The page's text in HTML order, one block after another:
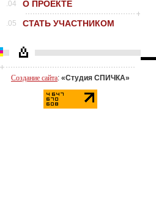
.04 О ПРОЕКТЕ
.05 СТАТЬ УЧАСТНИКОМ
Создание сайта: «Студия СПИЧКА»